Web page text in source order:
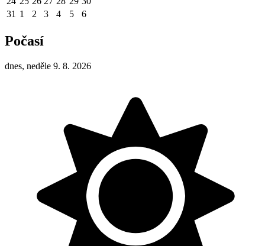
31 1 2 3 4 5 6
Počasí
dnes, neděle 9. 8. 2026